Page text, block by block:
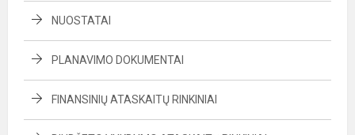
NUOSTATAI
PLANAVIMO DOKUMENTAI
FINANSINIŲ ATASKAITŲ RINKINIAI